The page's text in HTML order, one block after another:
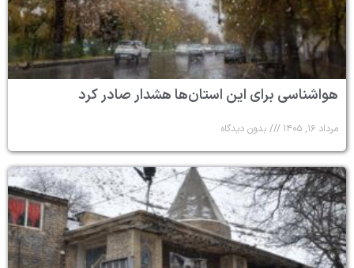
هواشناسی برای این استان‌ها هشدار صادر کرد
مرداد ۱۶, ۱۴۰۵ بدون دیدگاه